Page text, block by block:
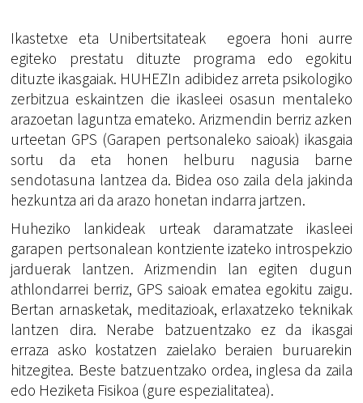
Ikastetxe eta Unibertsitateak egoera honi aurre
egiteko prestatu dituzte programa edo egokitu
dituzte ikasgaiak. HUHEZIn adibidez arreta psikologiko
zerbitzua eskaintzen die ikasleei osasun mentaleko
arazoetan laguntza emateko. Arizmendin berriz azken
urteetan GPS (Garapen pertsonaleko saioak) ikasgaia
sortu da eta honen helburu nagusia barne
sendotasuna lantzea da. Bidea oso zaila dela jakinda
hezkuntza ari da arazo honetan indarra jartzen.
Huheziko lankideak urteak daramatzate ikasleei
garapen pertsonalean kontziente izateko introspekzio
jarduerak lantzen. Arizmendin lan egiten dugun
athlondarrei berriz, GPS saioak ematea egokitu zaigu.
Bertan arnasketak, meditazioak, erlaxatzeko teknikak
lantzen dira. Nerabe batzuentzako ez da ikasgai
erraza asko kostatzen zaielako beraien buruarekin
hitzegitea. Beste batzuentzako ordea, inglesa da zaila
edo Heziketa Fisikoa (gure espezialitatea).